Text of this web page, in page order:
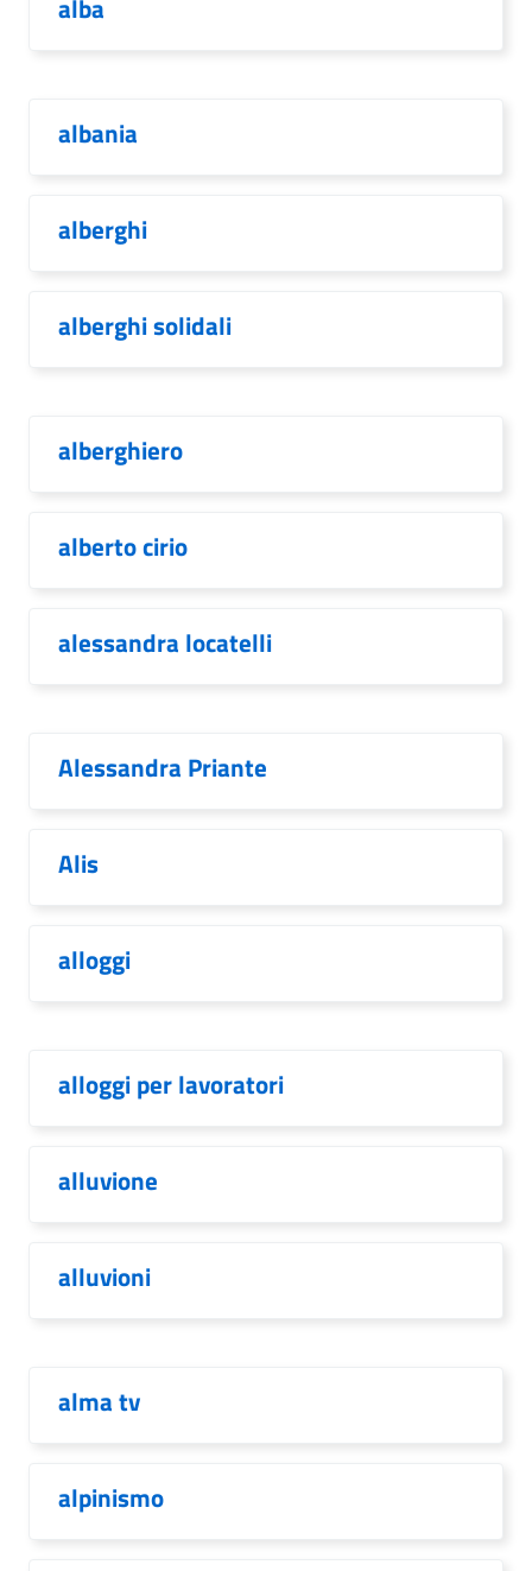
alba
albania
alberghi
alberghi solidali
alberghiero
alberto cirio
alessandra locatelli
Alessandra Priante
Alis
alloggi
alloggi per lavoratori
alluvione
alluvioni
alma tv
alpinismo